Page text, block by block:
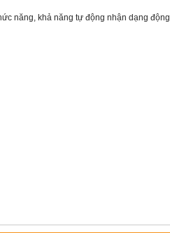
năng, khả năng tự động nhận dạng động